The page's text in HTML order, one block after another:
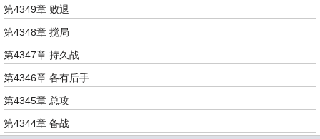
第4349章 败退
第4348章 搅局
第4347章 持久战
第4346章 各有后手
第4345章 总攻
第4344章 备战